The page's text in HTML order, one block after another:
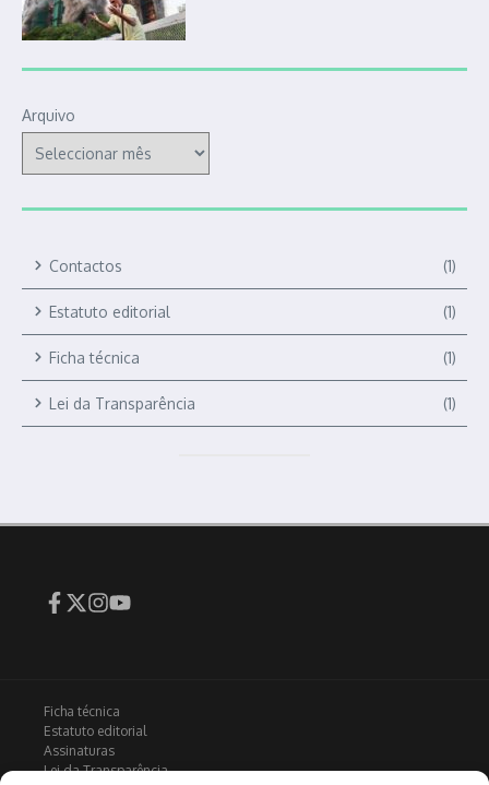
Arquivo
Contactos (1)
Estatuto editorial (1)
Ficha técnica (1)
Lei da Transparência (1)
Ficha técnica
Estatuto editorial
Assinaturas
Lei da Transparência